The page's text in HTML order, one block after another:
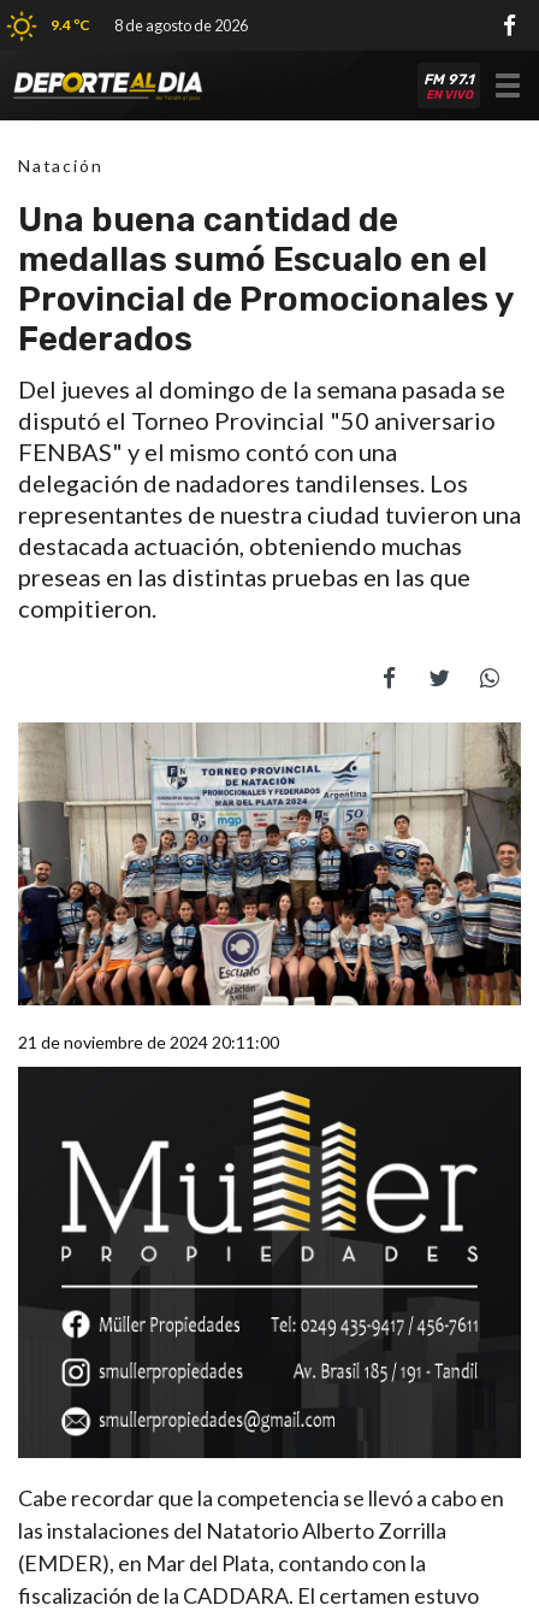
9.4 ºC 8 de agosto de 2026
FM 97.1
EN VIVO
Natación
Una buena cantidad de
medallas sumó Escualo en el
Provincial de Promocionales y
Federados
Del jueves al domingo de la semana pasada se
disputó el Torneo Provincial "50 aniversario
FENBAS" y el mismo contó con una
delegación de nadadores tandilenses. Los
representantes de nuestra ciudad tuvieron una
destacada actuación, obteniendo muchas
preseas en las distintas pruebas en las que
compitieron.
21 de noviembre de 2024 20:11:00
Cabe recordar que la competencia se llevó a cabo en
las instalaciones del Natatorio Alberto Zorrilla
(EMDER), en Mar del Plata, contando con la
fiscalización de la CADDARA. El certamen estuvo